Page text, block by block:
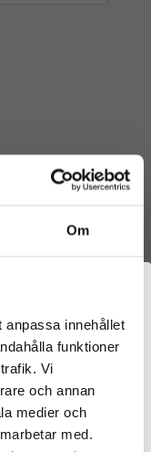
Om
anpassa innehållet
funktioner
Vi
och annan
medier och
med.
justera ditt val